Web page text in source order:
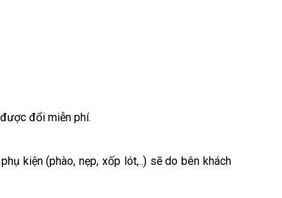
đổi miễn phí.
kiện (phào, nẹp, xốp lót,..) sẽ do bên khách